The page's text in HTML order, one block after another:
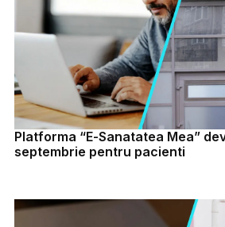
Platforma “E-Sanatatea Mea”
septembrie pentru pacienti